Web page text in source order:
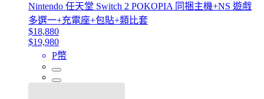
Nintendo 任天堂 Switch 2 POKOPIA 同捆主機+NS 遊戲
多選一+充電座+包貼+類比套
$18,880
$19,980
P幣